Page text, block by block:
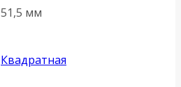
51,5 мм
Квадратная